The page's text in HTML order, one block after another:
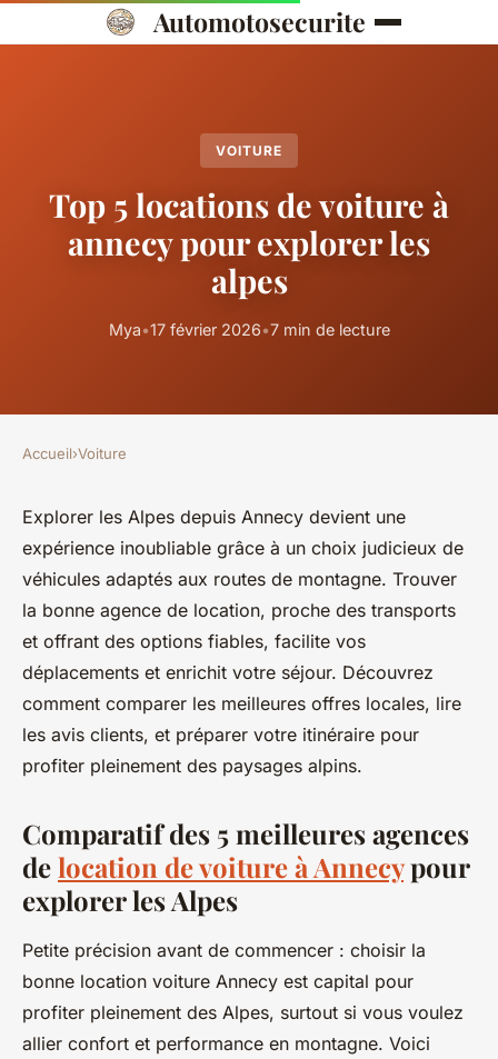
Automotosecurite
VOITURE
Top 5 locations de voiture à
annecy pour explorer les
alpes
Mya•17 février 2026•7 min de lecture
Accueil›Voiture
Explorer les Alpes depuis Annecy devient une
expérience inoubliable grâce à un choix judicieux de
véhicules adaptés aux routes de montagne. Trouver
la bonne agence de location, proche des transports
et offrant des options fiables, facilite vos
déplacements et enrichit votre séjour. Découvrez
comment comparer les meilleures offres locales, lire
les avis clients, et préparer votre itinéraire pour
profiter pleinement des paysages alpins.
Comparatif des 5 meilleures agences
delocation de voiture à Annecypour
explorer les Alpes
Petite précision avant de commencer : choisir la
bonne location voiture Annecy est capital pour
profiter pleinement des Alpes, surtout si vous voulez
allier confort et performance en montagne. Voici